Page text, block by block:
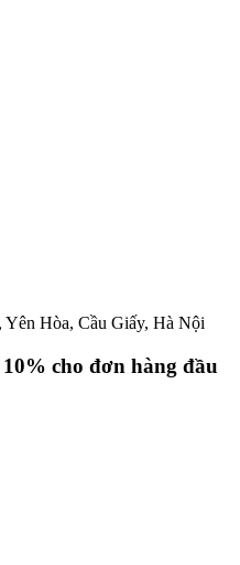
Hòa, Cầu Giấy, Hà Nội
cho đơn hàng đầu